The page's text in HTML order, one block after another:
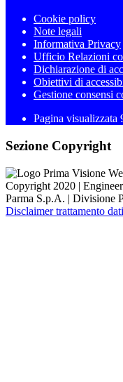
Cookie policy
Note legali
Informativa Privacy
Ufficio Relazioni
Dichiarazione di
Obiettivi di
Gestione consensi
Pagina visualizzata
Sezione Copyright
Copyright 2020 |
Parma S.p.A. | Divisione
Disclaimer trattamento